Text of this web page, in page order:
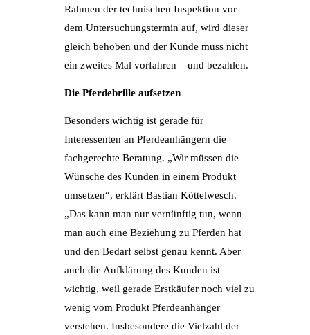
Rahmen der technischen Inspektion vor
dem Untersuchungstermin auf, wird dieser
gleich behoben und der Kunde muss nicht
ein zweites Mal vorfahren – und bezahlen.
Die Pferdebrille aufsetzen
Besonders wichtig ist gerade für
Interessenten an Pferdeanhängern die
fachgerechte Beratung. „Wir müssen die
Wünsche des Kunden in einem Produkt
umsetzen“, erklärt Bastian Köttelwesch.
„Das kann man nur vernünftig tun, wenn
man auch eine Beziehung zu Pferden hat
und den Bedarf selbst genau kennt. Aber
auch die Aufklärung des Kunden ist
wichtig, weil gerade Erstkäufer noch viel zu
wenig vom Produkt Pferdeanhänger
verstehen. Insbesondere die Vielzahl der